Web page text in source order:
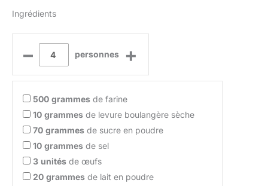
Ingrédients
– personnes +
500 grammes de farine
10 grammes de levure boulangère sèche
70 grammes de sucre en poudre
10 grammes de sel
3 unités de œufs
20 grammes de lait en poudre